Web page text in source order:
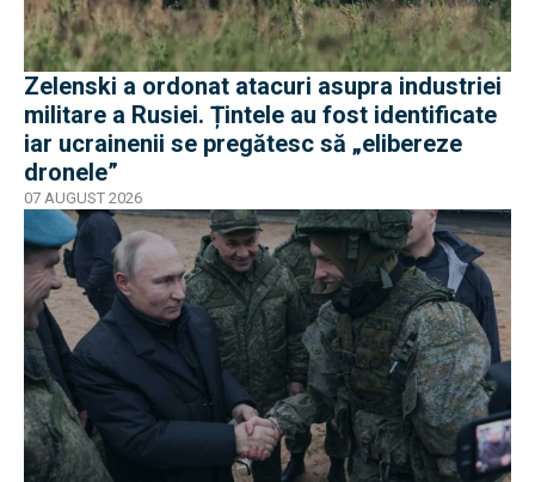
Zelenski a ordonat atacuri asupra industriei
militare a Rusiei. Țintele au fost identificate
iar ucrainenii se pregătesc să „elibereze
dronele”
07 AUGUST 2026